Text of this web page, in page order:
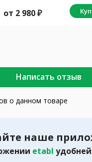
от 2 980₽
Написать отзыв
о данном товаре
наше
etabl